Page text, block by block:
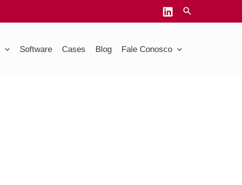
Software Cases Blog Fale Conosco